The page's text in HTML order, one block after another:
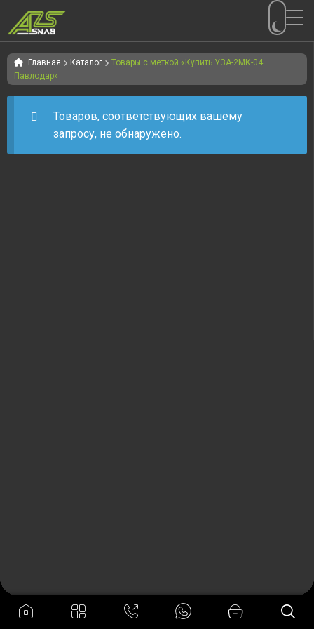
Перейти
к
навигации
Перейти
к
содержимому
Главная Каталог
Товары с меткой «Купить УЗА-2МК-04
Павлодар»
Товаров, соответствующих вашему
запросу, не обнаружено.